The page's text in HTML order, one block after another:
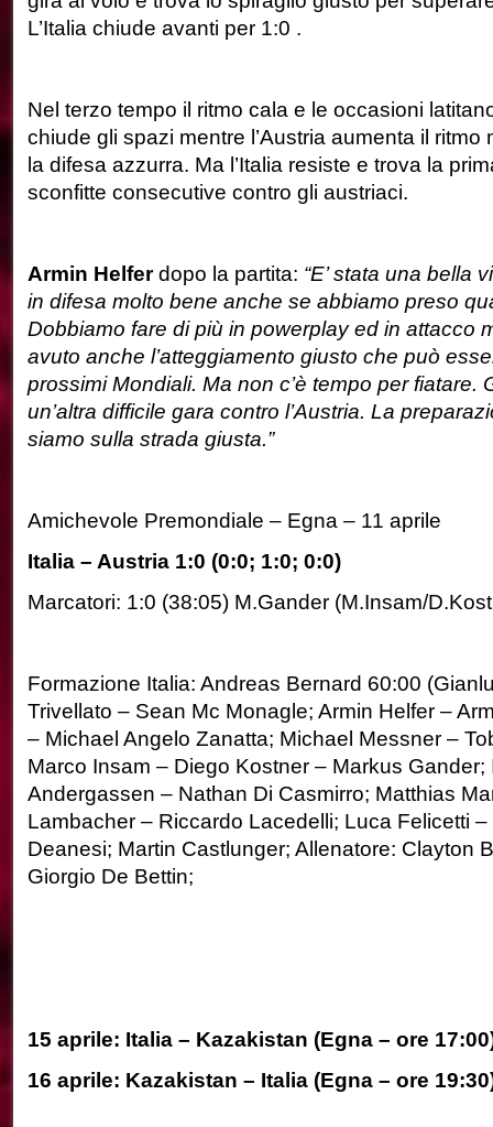
L’Italia chiude avanti per 1:0 .
Nel terzo tempo il ritmo cala e le occasioni
chiude gli spazi mentre l’Austria aumenta il
la difesa azzurra. Ma l’Italia resiste e trova la
sconfitte consecutive contro gli austriaci.
Armin Helferdopo la partita: “E’ stata una bella
in difesa molto bene anche se abbiamo preso
Dobbiamo fare di più in powerplay ed in attacco
avuto anche l’atteggiamento giusto che può
prossimi Mondiali. Ma non c’è tempo per fiatare.
un’altra difficile gara contro l’Austria. La
siamo sulla strada giusta.”
Amichevole Premondiale – Egna – 11 aprile
Italia – Austria 1:0 (0:0; 1:0; 0:0)
Marcatori: 1:0 (38:05) M.Gander (M.Insam/
Formazione Italia: Andreas Bernard 60:00
Trivellato – Sean Mc Monagle; Armin Helfer –
– Michael Angelo Zanatta; Michael Messner –
Marco Insam – Diego Kostner – Markus
Andergassen – Nathan Di Casmirro; Matthias
Lambacher – Riccardo Lacedelli; Luca Felicetti
Deanesi; Martin Castlunger; Allenatore: Clayton
Giorgio De Bettin;
15 aprile: Italia – Kazakistan (Egna – ore
16 aprile: Kazakistan – Italia (Egna – ore